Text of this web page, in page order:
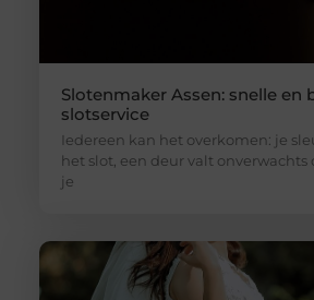
Slotenmaker Assen: snelle en
slotservice
Iedereen kan het overkomen: je
het slot, een deur valt onverwachts
je